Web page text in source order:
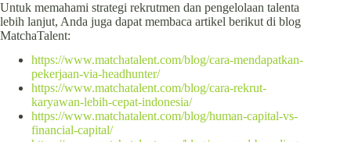
Untuk memahami strategi rekrutmen dan pengelolaan talenta
lebih lanjut, Anda juga dapat membaca artikel berikut di blog
MatchaTalent:
https://www.matchatalent.com/blog/cara-mendapatkan-
pekerjaan-via-headhunter/
https://www.matchatalent.com/blog/cara-rekrut-
karyawan-lebih-cepat-indonesia/
https://www.matchatalent.com/blog/human-capital-vs-
financial-capital/